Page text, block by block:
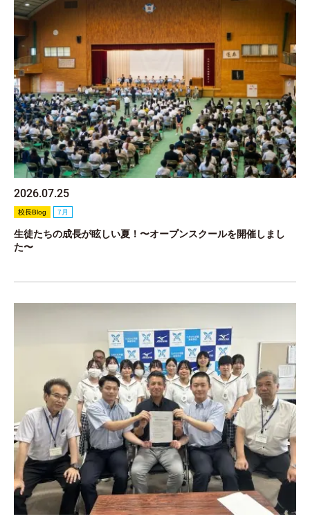
2026.07.25
校長Blog 7月
生徒たちの成長が眩しい夏！〜オープンスクールを開催しまし
た〜